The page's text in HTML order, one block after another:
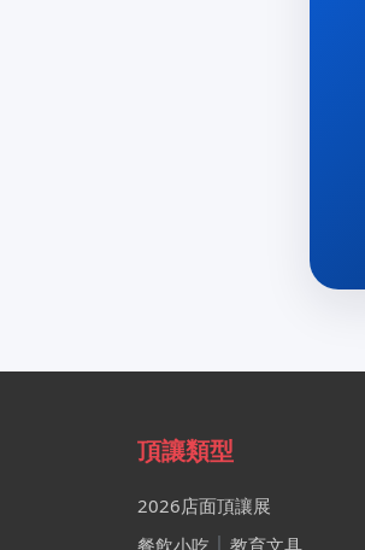
頂讓類型
2026店面頂讓展
餐飲小吃
教育文具